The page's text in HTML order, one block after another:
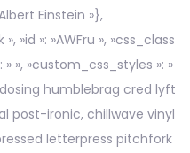
Einstein »},
»id »: »AWFru », »css_class
» », »custom_css_styles »: »
humblebrag cred lyft
post-ironic, chillwave vinyl
letterpress pitchfork